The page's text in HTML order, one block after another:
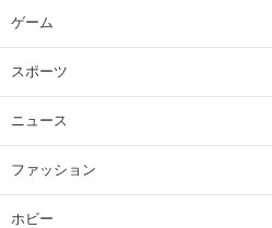
ゲーム
スポーツ
ニュース
ファッション
ホビー